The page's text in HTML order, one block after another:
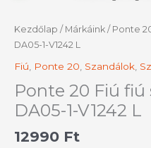
Kezdőlap / Márkáink / Ponte
DA05-1-V1242 L
Fiú Ponte 20 Szandálok
Ponte 20 Fiú fiú
DA05-1-V1242 L
12990 Ft
/28-
33/
DA05-
1-
V1242